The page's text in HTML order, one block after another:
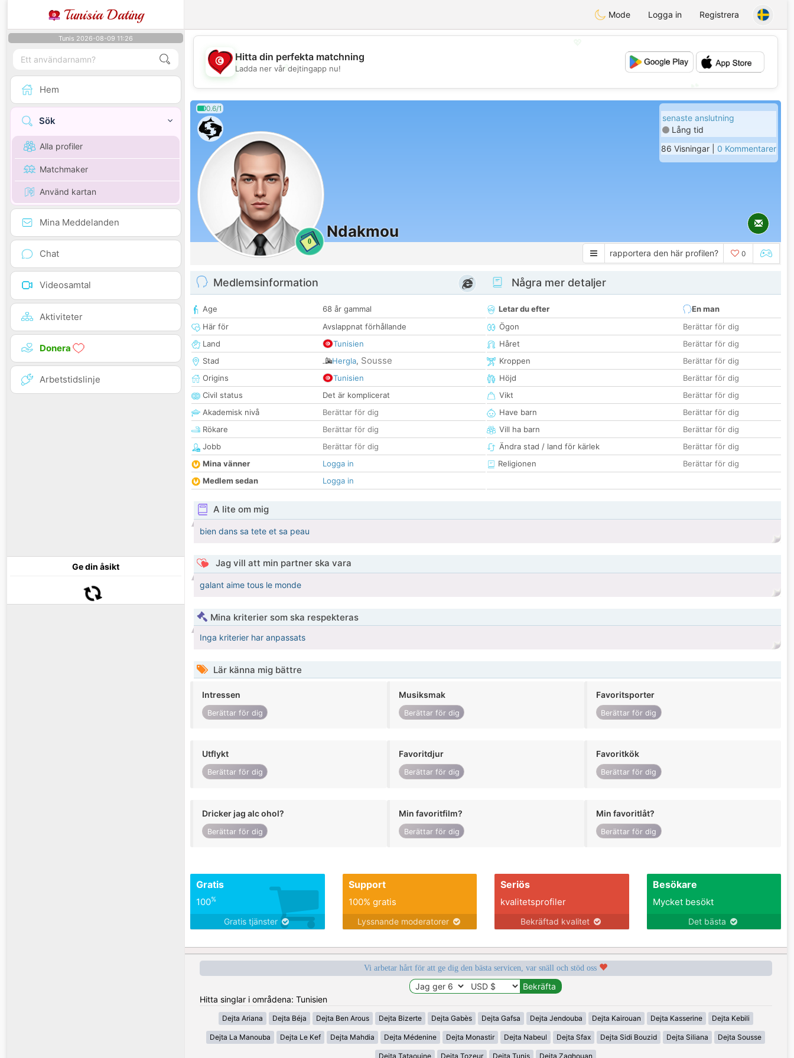
Tunisia Dating Mode Logga in Registrera
Tunis 2026-08-09 11:26
Hem
Sök
Alla profiler
Matchmaker
Använd kartan
Mina Meddelanden
Chat
Videosamtal
Aktiviteter
Donera
Arbetstidslinje
Ge din åsikt
💖
💕
Hitta din perfekta matchning
Ladda ner vår dejtingapp nu!
0.6/1
0
Ndakmou
senaste anslutning
Lång tid
86 Visningar | 0 Kommentarer
rapportera den här profilen? 0
Medlemsinformation
Age
68 år gammal
Här för
Avslappnat förhållande
Land
Tunisien
Stad
Hergla, Sousse
Origins
Tunisien
Civil status
Det är komplicerat
Akademisk nivå
Berättar för dig
Rökare
Berättar för dig
Jobb
Berättar för dig
Mina vänner
Logga in
Medlem sedan
Logga in
Några mer detaljer
Letar du efter
En man
Ögon
Berättar för dig
Håret
Berättar för dig
Kroppen
Berättar för dig
Höjd
Berättar för dig
Vikt
Berättar för dig
Have barn
Berättar för dig
Vill ha barn
Berättar för dig
Ändra stad / land för kärlek
Berättar för dig
Religionen
Berättar för dig
A lite om mig
bien dans sa tete et sa peau
Jag vill att min partner ska vara
galant aime tous le monde
Mina kriterier som ska respekteras
Inga kriterier har anpassats
Lär känna mig bättre
Intressen
Berättar för dig
Musiksmak
Berättar för dig
Favoritsporter
Berättar för dig
Utflykt
Berättar för dig
Favoritdjur
Berättar för dig
Favoritkök
Berättar för dig
Dricker jag alc ohol?
Berättar för dig
Min favoritfilm?
Berättar för dig
Min favoritlåt?
Berättar för dig
Gratis
100%
Gratis tjänster
Support
100% gratis
Lyssnande moderatorer
Seriös
kvalitetsprofiler
Bekräftad kvalitet
Besökare
Mycket besökt
Det bästa
Vi arbetar hårt för att ge dig den bästa servicen, var snäll och stöd oss
Hitta singlar i områdena: Tunisien
Dejta Ariana Dejta Béja Dejta Ben Arous Dejta Bizerte Dejta Gabès Dejta Gafsa Dejta Jendouba Dejta Kairouan Dejta Kasserine Dejta Kebili
Dejta La Manouba Dejta Le Kef Dejta Mahdia Dejta Médenine Dejta Monastir Dejta Nabeul Dejta Sfax Dejta Sidi Bouzid Dejta Siliana Dejta Sousse
Dejta Tataouine Dejta Tozeur Dejta Tunis Dejta Zaghouan